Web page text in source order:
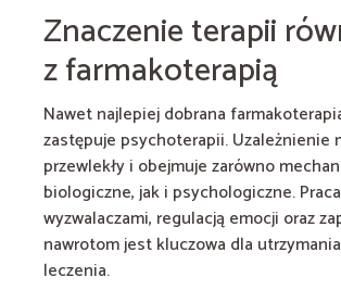
Znaczenie terapii
z farmakoterapią
Nawet najlepiej dobrana
zastępuje psychoterapii. Uzależnienie
przewlekły i obejmuje zarówno
biologiczne, jak i psychologiczne.
wyzwalaczami, regulacją emocji oraz
nawrotom jest kluczowa dla
leczenia.